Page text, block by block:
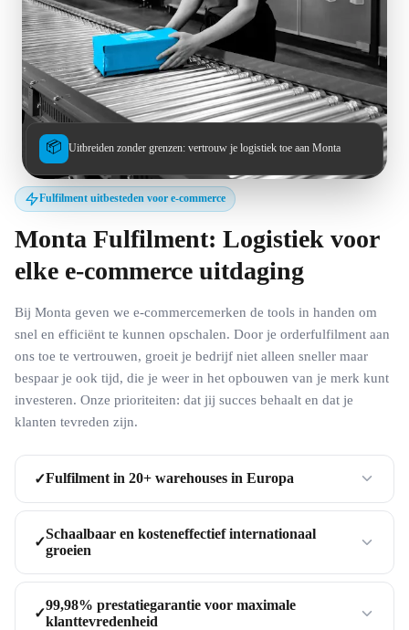
📦 Uitbreiden zonder grenzen: vertrouw je logistiek toe aan Monta
Fulfilment uitbesteden voor e-commerce
Monta Fulfilment: Logistiek voor
elke e-commerce uitdaging
Bij Monta geven we e-commercemerken de tools in handen om
snel en efficiënt te kunnen opschalen. Door je orderfulfilment aan
ons toe te vertrouwen, groeit je bedrijf niet alleen sneller maar
bespaar je ook tijd, die je weer in het opbouwen van je merk kunt
investeren. Onze prioriteiten: dat jij succes behaalt en dat je
klanten tevreden zijn.
✓Fulfilment in 20+ warehouses in Europa
✓
Schaalbaar en kosteneffectief internationaal
groeien
✓
99,98% prestatiegarantie voor maximale
klanttevredenheid